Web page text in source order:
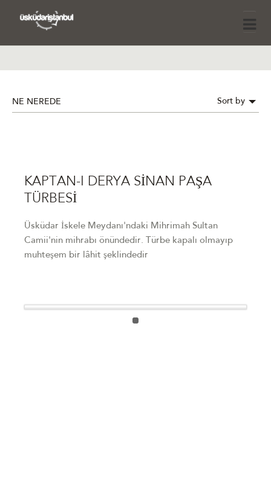
NE NEREDE Sort by
KAPTAN-I DERYA SİNAN PAŞA
TÜRBESİ
Üsküdar İskele Meydanı'ndaki Mihrimah Sultan
Camii'nin mihrabı önündedir. Türbe kapalı olmayıp
muhteşem bir lâhit şeklindedir